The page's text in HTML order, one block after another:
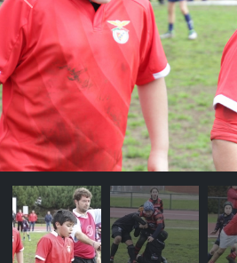
Previous